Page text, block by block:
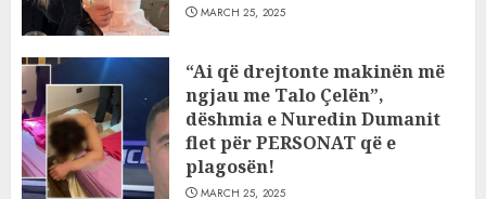
MARCH 25, 2025
“Ai që drejtonte makinën më
ngjau me Talo Çelën”,
dëshmia e Nuredin Dumanit
flet për PERSONAT që e
plagosën!
MARCH 25, 2025